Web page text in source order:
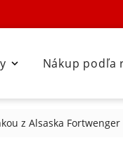
 Nákup podľa
z Alsaska Fortwenger